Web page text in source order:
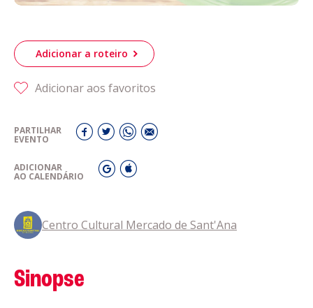
Adicionar a roteiro
Adicionar aos favoritos
PARTILHAR
EVENTO
ADICIONAR
AO CALENDÁRIO
Centro Cultural Mercado de Sant'Ana
Sinopse